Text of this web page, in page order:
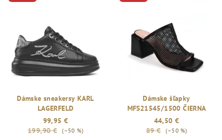
Dámske sneakersy KARL
LAGERFELD
99,95 €
199,90 €
(–50 %)
Dámske šľapky
MFS21545/1500 ČIERNA
44,50 €
89 €
(–50 %)